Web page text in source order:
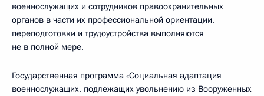
военнослужащих и сотрудников правоохранительных
органов в части их профессиональной ориентации,
переподготовки и трудоустройства выполняются
не в полной мере.
Государственная программа «Социальная адаптация
военнослужащих, подлежащих увольнению из Вооруженных